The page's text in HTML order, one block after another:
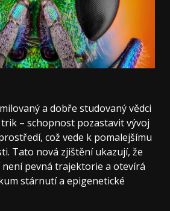
a dobře studovaný vědci
– schopnost pozastavit vývoj
což vede k pomalejšímu
Tato nová zjištění ukazují, že
pevná trajektorie a otevírá
stárnutí a epigenetické